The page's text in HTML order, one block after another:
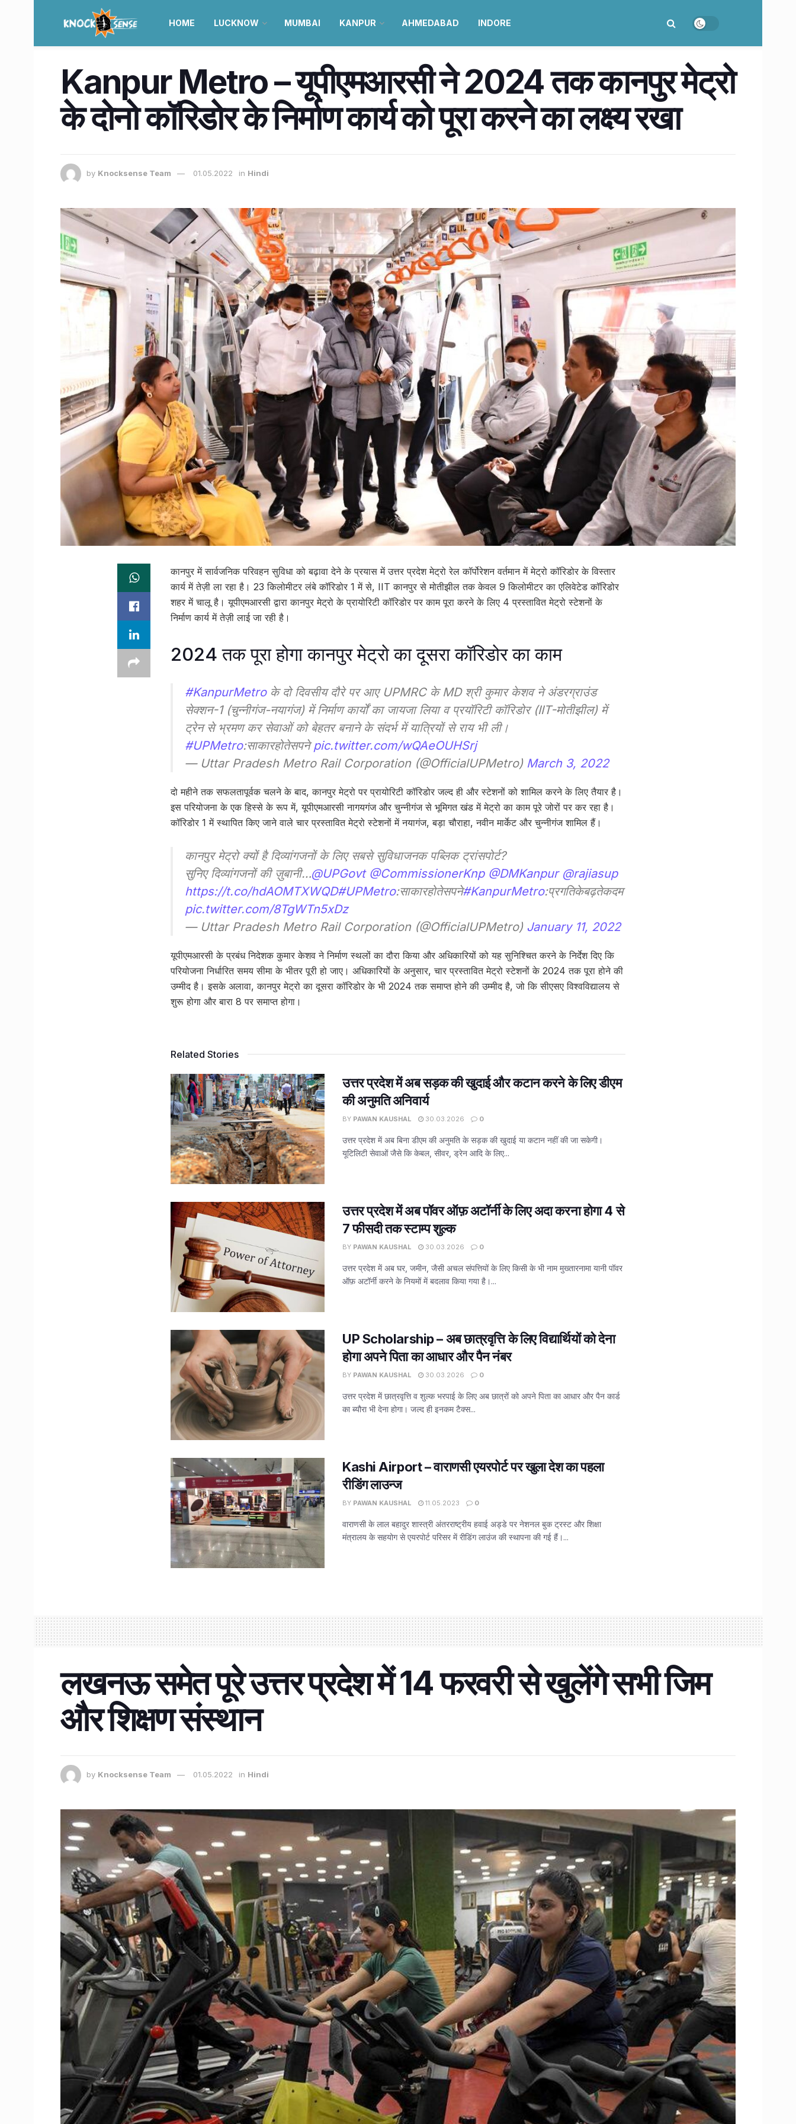
HOME LUCKNOW MUMBAI KANPUR AHMEDABAD INDORE
Kanpur Metro – यूपीएमआरसी ने 2024 तक कानपुर मेट्रो
के दोनो कॉरिडोर के निर्माण कार्य को पूरा करने का लक्ष्य रखा
by Knocksense Team 01.05.2022 in Hindi
कानपुर में सार्वजनिक परिवहन सुविधा को बढ़ावा देने के प्रयास में उत्तर प्रदेश मेट्रो रेल कॉर्पोरेशन वर्तमान में मेट्रो कॉरिडोर के विस्तार
कार्य में तेज़ी ला रहा है। 23 किलोमीटर लंबे कॉरिडोर 1 में से, IIT कानपुर से मोतीझील तक केवल 9 किलोमीटर का एलिवेटेड कॉरिडोर
शहर में चालू है। यूपीएमआरसी द्वारा कानपुर मेट्रो के प्रायोरिटी कॉरिडोर पर काम पूरा करने के लिए 4 प्रस्तावित मेट्रो स्टेशनों के
निर्माण कार्य में तेज़ी लाई जा रही है।
2024 तक पूरा होगा कानपुर मेट्रो का दूसरा कॉरिडोर का काम
#KanpurMetroके दो दिवसीय दौरे पर आए UPMRC के MD श्री कुमार केशव ने अंडरग्राउंड
सेक्शन-1 (चुन्नीगंज-नयागंज) में निर्माण कार्यों का जायजा लिया व प्रयॉरिटी कॉरिडोर (IIT-मोतीझील) में
ट्रेन से भ्रमण कर सेवाओं को बेहतर बनाने के संदर्भ में यात्रियों से राय भी ली।
#UPMetro:साकारहोतेसपनेpic.twitter.com/wQAeOUHSrj
— Uttar Pradesh Metro Rail Corporation (@OfficialUPMetro) March 3, 2022
दो महीने तक सफलतापूर्वक चलने के बाद, कानपुर मेट्रो पर प्रायोरिटी कॉरिडोर जल्द ही और स्टेशनों को शामिल करने के लिए तैयार है।
इस परियोजना के एक हिस्से के रूप में, यूपीएमआरसी नागयगंज और चुन्नीगंज से भूमिगत खंड में मेट्रो का काम पूरे जोरों पर कर रहा है।
कॉरिडोर 1 में स्थापित किए जाने वाले चार प्रस्तावित मेट्रो स्टेशनों में नयागंज, बड़ा चौराहा, नवीन मार्केट और चुन्नीगंज शामिल हैं।
कानपुर मेट्रो क्यों है दिव्यांगजनों के लिए सबसे सुविधाजनक पब्लिक ट्रांसपोर्ट?
सुनिए दिव्यांगजनों की ज़ुबानी…@UPGovt @CommissionerKnp @DMKanpur @rajiasup
https://t.co/hdAOMTXWQD#UPMetro:साकारहोतेसपने#KanpurMetro:प्रगतिकेबढ़तेकदम
pic.twitter.com/8TgWTn5xDz
— Uttar Pradesh Metro Rail Corporation (@OfficialUPMetro) January 11, 2022
यूपीएमआरसी के प्रबंध निदेशक कुमार केशव ने निर्माण स्थलों का दौरा किया और अधिकारियों को यह सुनिश्चित करने के निर्देश दिए कि
परियोजना निर्धारित समय सीमा के भीतर पूरी हो जाए। अधिकारियों के अनुसार, चार प्रस्तावित मेट्रो स्टेशनों के 2024 तक पूरा होने की
उम्मीद है। इसके अलावा, कानपुर मेट्रो का दूसरा कॉरिडोर के भी 2024 तक समाप्त होने की उम्मीद है, जो कि सीएसए विश्वविद्यालय से
शुरू होगा और बारा 8 पर समाप्त होगा।
Related Stories
उत्तर प्रदेश में अब सड़क की खुदाई और कटान करने के लिए डीएम
की अनुमति अनिवार्य
BY PAWAN KAUSHAL 30.03.2026 0
उत्तर प्रदेश में अब बिना डीएम की अनुमति के सड़क की खुदाई या कटान नहीं की जा सकेगी।
यूटिलिटी सेवाओं जैसे कि केबल, सीवर, ड्रेन आदि के लिए...
उत्तर प्रदेश में अब पॉवर ऑफ़ अटॉर्नी के लिए अदा करना होगा 4 से
7 फीसदी तक स्टाम्प शुल्क
BY PAWAN KAUSHAL 30.03.2026 0
उत्तर प्रदेश में अब घर, जमीन, जैसी अचल संपत्तियों के लिए किसी के भी नाम मुख्तारनामा यानी पॉवर
ऑफ़ अटॉर्नी करने के नियमों में बदलाव किया गया है।...
UP Scholarship – अब छात्रवृत्ति के लिए विद्यार्थियों को देना
होगा अपने पिता का आधार और पैन नंबर
BY PAWAN KAUSHAL 30.03.2026 0
उत्तर प्रदेश में छात्रवृत्ति व शुल्क भरपाई के लिए अब छात्रों को अपने पिता का आधार और पैन कार्ड
का ब्यौरा भी देना होगा। जल्द ही इनकम टैक्स...
Kashi Airport – वाराणसी एयरपोर्ट पर खुला देश का पहला
रीडिंग लाउन्ज
BY PAWAN KAUSHAL 11.05.2023 0
वाराणसी के लाल बहादुर शास्त्री अंतरराष्ट्रीय हवाई अड्डे पर नेशनल बुक ट्रस्ट और शिक्षा
मंत्रालय के सहयोग से एयरपोर्ट परिसर में रीडिंग लाउंज की स्थापना की गई हैं।...
लखनऊ समेत पूरे उत्तर प्रदेश में 14 फरवरी से खुलेंगे सभी जिम
और शिक्षण संस्थान
by Knocksense Team 01.05.2022 in Hindi